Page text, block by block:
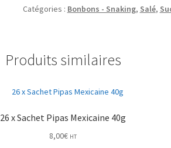
Catégories : Bonbons - Snaking, Salé,
Produits similaires
26 x Sachet Pipas Mexicaine 40g
8,00€ HT